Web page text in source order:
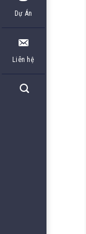
Dự Án
Liên hệ